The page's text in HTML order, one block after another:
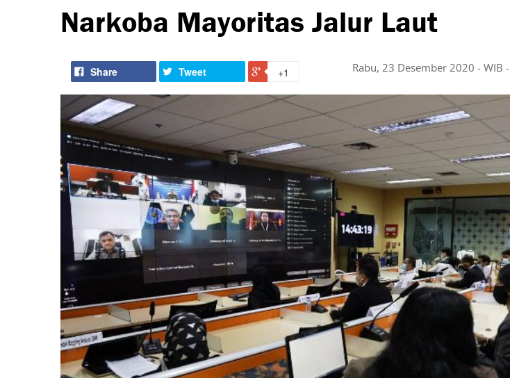
Narkoba Mayoritas Jalur Laut
Share Tweet +1 Rabu, 23 Desember 2020 - WIB -